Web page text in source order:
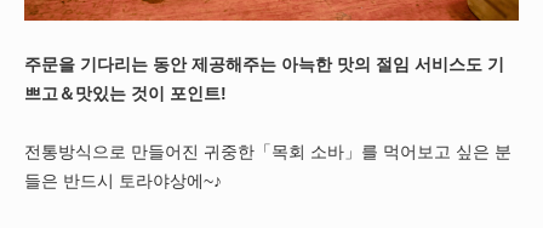
주문을 기다리는 동안 제공해주는 아늑한 맛의 절임 서비스도 기
쁘고＆맛있는 것이 포인트!
전통방식으로 만들어진 귀중한「목회 소바」를 먹어보고 싶은 분
들은 반드시 토라야상에~♪